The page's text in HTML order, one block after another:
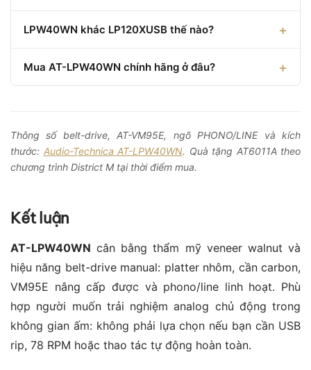
LPW40WN khác LP120XUSB thế nào?
Mua AT-LPW40WN chính hãng ở đâu?
Thông số belt-drive, AT-VM95E, ngõ PHONO/LINE và kích
thước: Audio-Technica AT-LPW40WN. Quà tặng AT6011A theo
chương trình District M tại thời điểm mua.
Kết luận
AT-LPW40WN cân bằng thẩm mỹ veneer walnut và
hiệu năng belt-drive manual: platter nhôm, cần carbon,
VM95E nâng cấp được và phono/line linh hoạt. Phù
hợp người muốn trải nghiệm analog chủ động trong
không gian ấm: không phải lựa chọn nếu bạn cần USB
rip, 78 RPM hoặc thao tác tự động hoàn toàn.